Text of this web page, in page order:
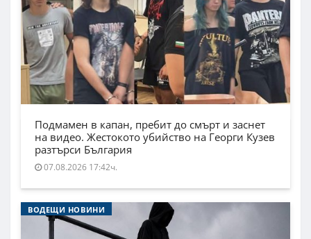
Подмамен в капан, пребит до смърт и заснет
на видео. Жестокото убийство на Георги Кузев
разтърси България
07.08.2026 17:42ч.
ВОДЕЩИ НОВИНИ